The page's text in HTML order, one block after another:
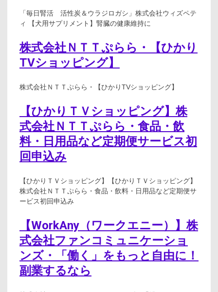
「毎日腎活 活性炭＆ウラジロガシ」株式会社ウィズペテ
ィ 【犬用サプリメント】腎臓の健康維持に
株式会社ＮＴＴぷらら・【ひかり
TVショッピング】
株式会社ＮＴＴぷらら・【ひかりTVショッピング】
【ひかりＴＶショッピング】株
式会社ＮＴＴぷらら・食品・飲
料・日用品など定期便サービス初
回申込み
【ひかりＴＶショッピング】【ひかりＴＶショッピング】
株式会社ＮＴＴぷらら・食品・飲料・日用品など定期便サ
ービス初回申込み
【WorkAny（ワークエニー）】株
式会社ファンコミュニケーショ
ンズ・「働く」をもっと自由に！
副業するなら